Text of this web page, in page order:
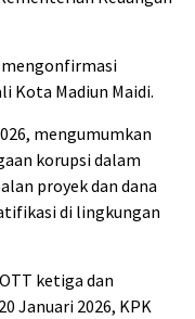
mengonfirmasi
Kota Madiun Maidi.
mengumumkan
korupsi dalam
proyek dan dana
di lingkungan
ketiga dan
Januari 2026, KPK